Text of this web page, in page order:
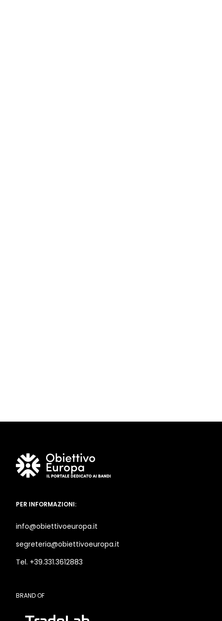
PER INFORMAZIONI:
info@obiettivoeuropa.it
segreteria@obiettivoeuropa.it
Tel. +39.331.3612883
BRAND OF